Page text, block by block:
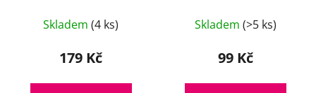
hodnocení
produktu
5,0
Skladem (4 ks)
179 Kč
Skladem (>5 ks)
99 Kč